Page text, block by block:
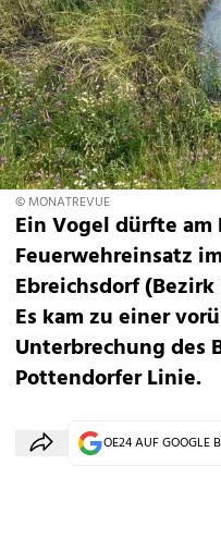
© MONATREVUE
Ein Vogel dürfte
Feuerwehreinsatz
Ebreichsdorf
Es kam zu einer
Unterbrechung des
Pottendorfer Linie.
OE24 AUF GOOGLE